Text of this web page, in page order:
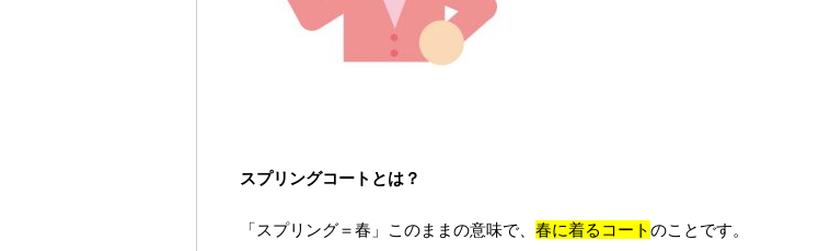
スプリングコートとは？
「スプリング＝春」このままの意味で、 春に着るコートのことです。